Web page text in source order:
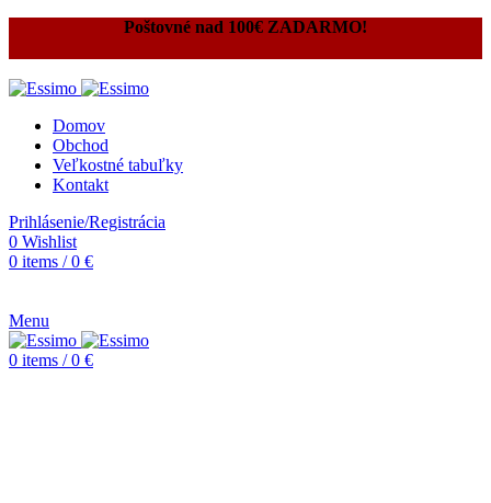
Poštovné nad 100€ ZADARMO!
Domov
Obchod
Veľkostné tabuľky
Kontakt
Prihlásenie/Registrácia
0 Wishlist
0 items / 0 €
Menu
0 items / 0 €